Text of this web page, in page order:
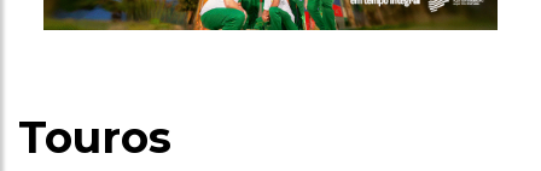
Touros